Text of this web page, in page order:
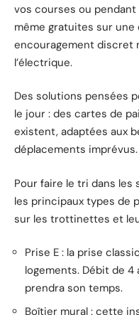
vos courses ou
même gratuites sur une
encouragement discret
l’électrique.
Des solutions pensées
le jour : des cartes de
existent, adaptées aux
déplacements imprévus.
Pour faire le tri dans les
les principaux types de
sur les trottinettes et
Prise E : la prise
logements. Débit de 4
prendra son temps.
Boîtier mural : cette